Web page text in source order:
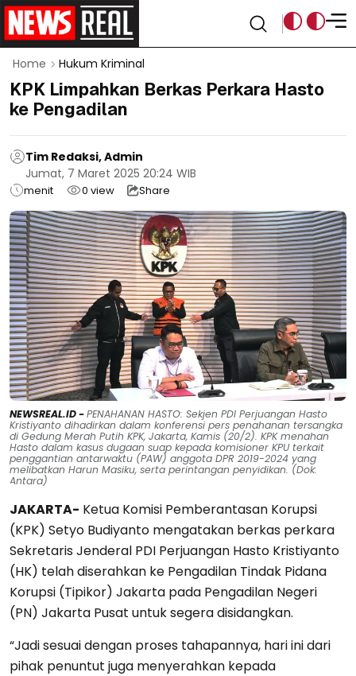
Home Hukum Kriminal
KPK Limpahkan Berkas Perkara Hasto
ke Pengadilan
Tim Redaksi, Admin
Jumat, 7 Maret 2025 20:24 WIB
menit 0 view Share
NEWSREAL.ID -PENAHANAN HASTO: Sekjen PDI Perjuangan Hasto
Kristiyanto dihadirkan dalam konferensi pers penahanan tersangka
di Gedung Merah Putih KPK, Jakarta, Kamis (20/2). KPK menahan
Hasto dalam kasus dugaan suap kepada komisioner KPU terkait
penggantian antarwaktu (PAW) anggota DPR 2019-2024 yang
melibatkan Harun Masiku, serta perintangan penyidikan. (Dok:
Antara)
JAKARTA- Ketua Komisi Pemberantasan Korupsi
(KPK) Setyo Budiyanto mengatakan berkas perkara
Sekretaris Jenderal PDI Perjuangan Hasto Kristiyanto
(HK) telah diserahkan ke Pengadilan Tindak Pidana
Korupsi (Tipikor) Jakarta pada Pengadilan Negeri
(PN) Jakarta Pusat untuk segera disidangkan.
“Jadi sesuai dengan proses tahapannya, hari ini dari
pihak penuntut juga menyerahkan kepada